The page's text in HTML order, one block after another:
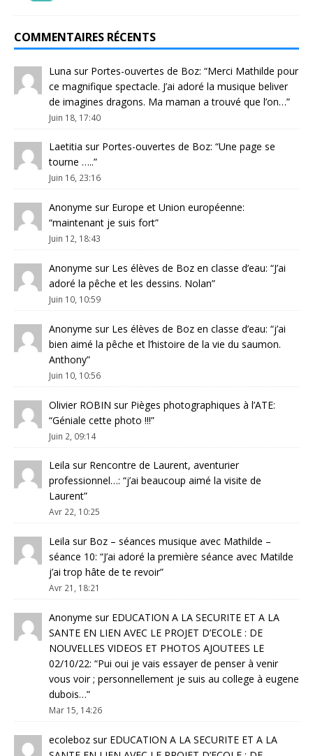
COMMENTAIRES RÉCENTS
Luna sur Portes-ouvertes de Boz: “Merci Mathilde pour
ce magnifique spectacle. J’ai adoré la musique beliver
de imagines dragons. Ma maman a trouvé que l’on…”
Juin 18, 17:40
Laetitia sur Portes-ouvertes de Boz: “Une page se
tourne …..”
Juin 16, 23:16
Anonyme sur Europe et Union européenne:
“maintenant je suis fort”
Juin 12, 18:43
Anonyme sur Les élèves de Boz en classe d’eau: “J’ai
adoré la pêche et les dessins. Nolan”
Juin 10, 10:59
Anonyme sur Les élèves de Boz en classe d’eau: “j’ai
bien aimé la pêche et l’histoire de la vie du saumon.
Anthony”
Juin 10, 10:56
Olivier ROBIN sur Pièges photographiques à l’ATE:
“Géniale cette photo !!!”
Juin 2, 09:14
Leila sur Rencontre de Laurent, aventurier
professionnel…: “j’ai beaucoup aimé la visite de
Laurent”
Avr 22, 10:25
Leila sur Boz – séances musique avec Mathilde –
séance 10: “J’ai adoré la première séance avec Matilde
j’ai trop hâte de te revoir”
Avr 21, 18:21
Anonyme sur EDUCATION A LA SECURITE ET A LA
SANTE EN LIEN AVEC LE PROJET D’ECOLE : DE
NOUVELLES VIDEOS ET PHOTOS AJOUTEES LE
02/10/22: “Pui oui je vais essayer de penser à venir
vous voir ; personnellement je suis au college à eugene
dubois…”
Mar 15, 14:26
ecoleboz sur EDUCATION A LA SECURITE ET A LA